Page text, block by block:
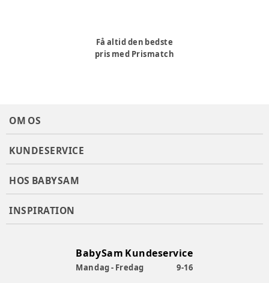
Få altid den bedste
pris med Prismatch
OM OS
KUNDESERVICE
HOS BABYSAM
INSPIRATION
BabySam Kundeservice
Mandag - Fredag
9-16